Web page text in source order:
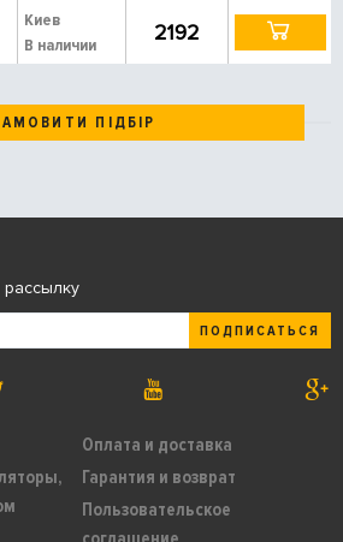
Киев
В наличии
2192
ПІДБІР
Оплата и доставка
Гарантия и возврат
Пользовательское
ПОДПИСАТЬСЯ